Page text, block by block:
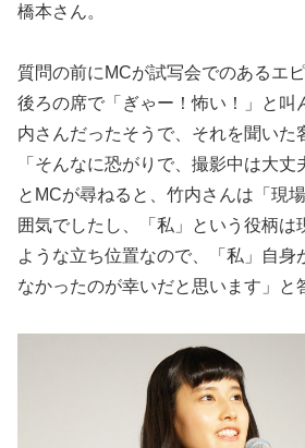
橋本さん。
質問の前にMCが試写会でのあるエ
後ろの席で「ぎゃー！怖い！」と叫
内さんだったそうで、それを聞いた
「そんなに恐がりで、撮影中は大丈
とMCが尋ねると、竹内さんは「現
囲気でしたし、「私」という役柄は
ような立ち位置なので、「私」自身
なかったのが幸いだと思います」と